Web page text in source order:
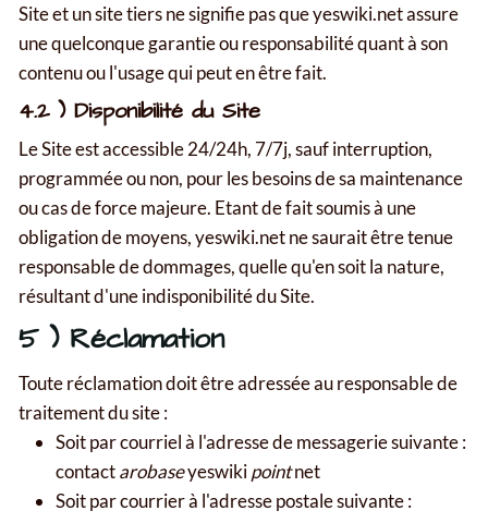
Site et un site tiers ne signifie pas que yeswiki.net assure
une quelconque garantie ou responsabilité quant à son
contenu ou l'usage qui peut en être fait.
4.2 ) Disponibilité du Site
Le Site est accessible 24/24h, 7/7j, sauf interruption,
programmée ou non, pour les besoins de sa maintenance
ou cas de force majeure. Etant de fait soumis à une
obligation de moyens, yeswiki.net ne saurait être tenue
responsable de dommages, quelle qu'en soit la nature,
résultant d'une indisponibilité du Site.
5 ) Réclamation
Toute réclamation doit être adressée au responsable de
traitement du site :
Soit par courriel à l'adresse de messagerie suivante :
contactarobaseyeswikipointnet
Soit par courrier à l'adresse postale suivante :